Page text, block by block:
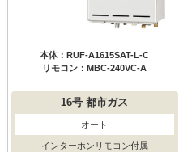
本体：RUF-A1615SAT-L-C
リモコン：MBC-240VC-A
16号 都市ガス
オート
インターホンリモコン付属